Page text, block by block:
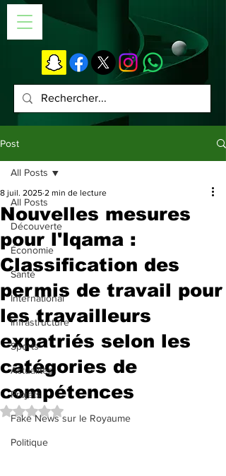
Post
All Posts
Découverte
Économie
Santé
International
Infrastructure
Sports
Actualités
Projets
Fake News sur le Royaume
Politique
All Posts
Nouvelles mesures
pour l'Iqama :
Classification des
permis de travail pour
les travailleurs
expatriés selon les
catégories de
compétences
8 juil. 2025 2 min de lecture
Noté NaN étoiles sur 5.